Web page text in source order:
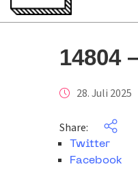
14804
28. Juli 2025
Share:
Twitter
Facebook